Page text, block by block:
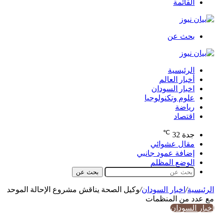
القائمة
بحث عن
الرئيسية
أخبار العالم
اخبار السودان
علوم وتكنولوجيا
رياضة
اقتصاد
جدة 32
℃
مقال عشوائي
إضافة عمود جانبي
الوضع المظلم
بحث عن
الرئيسية/ اخبار السودان/وكيل الصحة يناقش مشروع الإحالة الموحد
مع عدد من المنظمات
اخبار السودان